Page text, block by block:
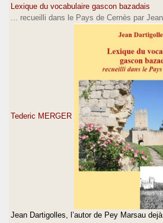
Lexique du vocabulaire gascon bazadais
... recueilli dans le Pays de Cernès par
Tederic MERGER
Jean Dartigolles, l’autor de Pey Marsau